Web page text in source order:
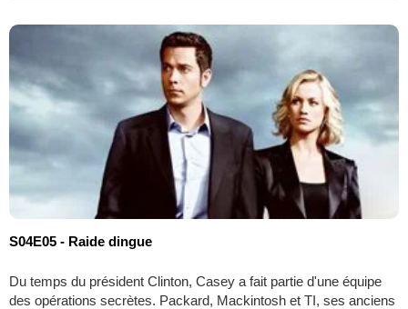
S04E05 - Raide dingue
Du temps du président Clinton, Casey a fait partie d'une équipe
des opérations secrètes. Packard, Mackintosh et TI, ses anciens